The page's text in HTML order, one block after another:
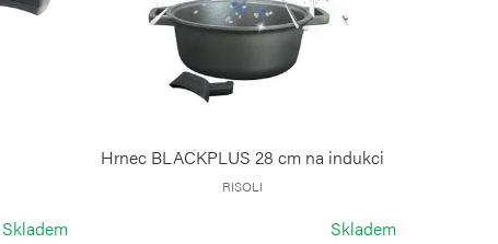
Skladem
Hrnec BLACKPLUS 28 cm na indukci
RISOLI
Skladem